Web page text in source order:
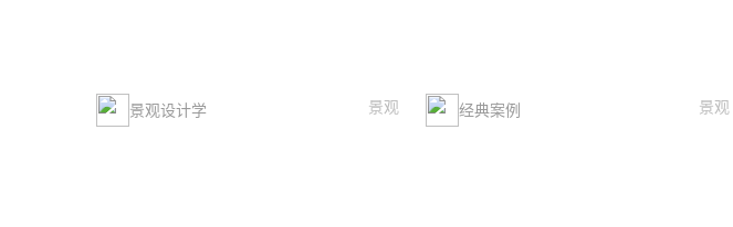
景观设计学 景观 经典案例 景观